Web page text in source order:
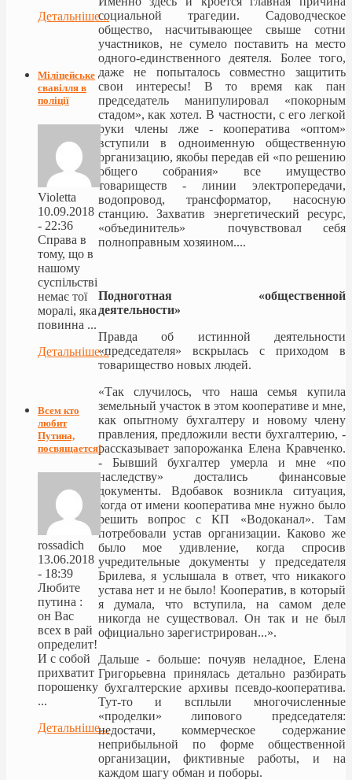
социальной трагедии. Садоводческое
общество, насчитывающее свыше сотни
участников, не сумело поставить на место
одного-единственного деятеля. Более того,
даже не попыталось совместно защитить
свои интересы! В то время как пан
председатель манипулировал «покорным
стадом», как хотел. В частности, с его легкой
руки члены лже - кооператива «оптом»
вступили в одноименную общественную
организацию, якобы передав ей «по решению
общего собрания» все имущество
товариществ - линии электропередачи,
водопровод, трансформатор, насосную
станцию. Захватив энергетический ресурс,
«объединитель» почувствовал себя
полноправным хозяином....
Подноготная «общественной
деятельности»
Правда об истинной деятельности
«председателя» вскрылась с приходом в
товарищество новых людей.
«Так случилось, что наша семья купила
земельный участок в этом кооперативе и мне,
как опытному бухгалтеру и новому члену
правления, предложили вести бухгалтерию, -
рассказывает запорожанка Елена Кравченко.
- Бывший бухгалтер умерла и мне «по
наследству» достались финансовые
документы. Вдобавок возникла ситуация,
когда от имени кооператива мне нужно было
решить вопрос с КП «Водоканал». Там
потребовали устав организации. Каково же
было мое удивление, когда спросив
учредительные документы у председателя
Брилева, я услышала в ответ, что никакого
устава нет и не было! Кооператив, в который
я думала, что вступила, на самом деле
никогда не существовал. Он так и не был
официально зарегистрирован...».
Дальше - больше: почуяв неладное, Елена
Григорьевна принялась детально разбирать
бухгалтерские архивы псевдо-кооператива.
Тут-то и всплыли многочисленные
«проделки» липового председателя:
недостачи, коммерческое содержание
неприбыльной по форме общественной
организации, фиктивные работы, и на
каждом шагу обман и поборы.
Детальніше...
Міліцейське
свавілля в
поліції
Violetta
10.09.2018
- 22:36
Справа в
тому, що в
нашому
суспільстві
немає тої
моралі, яка
повинна ...
Детальніше...
Всем кто
любит
Путина,
посвящается!
rossadich
13.06.2018
- 18:39
Любите
путина :
он Вас
всех в рай
определит!
И с собой
прихватит
порошенку
...
Детальніше...